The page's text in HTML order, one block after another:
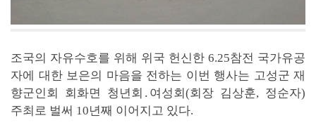
조국의 자유수호를 위해 위국 헌신한 6.25참전 국가유공
자에 대한 보은의 마음을 전하는 이번 행사는 고성군 재
향군인회 회화면 청년회․여성회(회장 김상훈, 정순자)
주최로 벌써 10년째 이어지고 있다.